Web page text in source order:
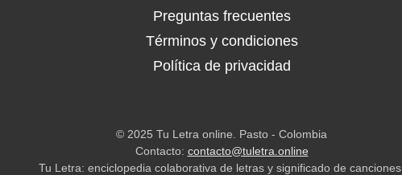
Preguntas frecuentes
Términos y condiciones
Política de privacidad
© 2025 Tu Letra online. Pasto - Colombia
Contacto: contacto@tuletra.online
Tu Letra: enciclopedia colaborativa de letras y significado de canciones.